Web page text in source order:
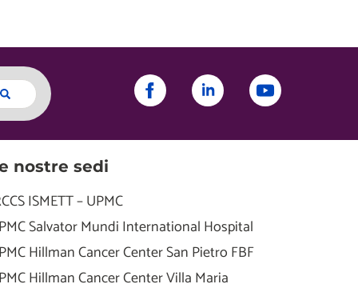
nostre sedi
ISMETT – UPMC
Salvator Mundi International Hospital
Hillman Cancer Center San Pietro FBF
Hillman Cancer Center Villa Maria